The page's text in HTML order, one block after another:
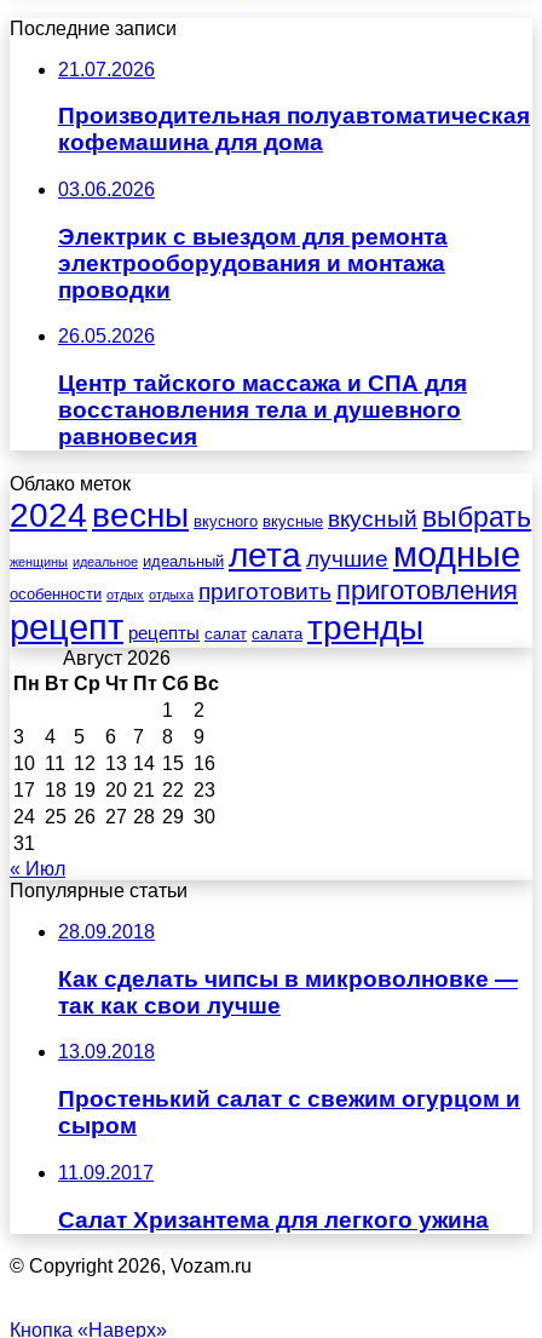
Последние записи
21.07.2026
Производительная полуавтоматическая
кофемашина для дома
03.06.2026
Электрик с выездом для ремонта
электрооборудования и монтажа
проводки
26.05.2026
Центр тайского массажа и СПА для
восстановления тела и душевного
равновесия
Облако меток
2024 весны вкусного вкусные вкусный выбрать
женщины идеальное идеальный леталучшие модные
особенности отдых отдыха приготовить приготовления
рецепт рецепты салат салата тренды
Август 2026
Пн Вт Ср Чт Пт Сб Вс
1
2
3
4 5 6 7 8
9
10 11 12 13 14 15 16
17 18 19 20 21 22 23
24 25 26 27 28 29 30
31
« Июл
Популярные статьи
28.09.2018
Как сделать чипсы в микроволновке —
так как свои лучше
13.09.2018
Простенький салат с свежим огурцом и
сыром
11.09.2017
Салат Хризантема для легкого ужина
© Copyright 2026, Vozam.ru
Кнопка «Наверх»